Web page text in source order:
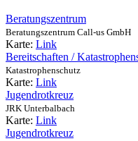
Beratungszentrum
Beratungszentrum Call-us GmbH
Karte: Link
Bereitschaften /
Katastrophenschutz
Karte: Link
Jugendrotkreuz
JRK Unterbalbach
Karte: Link
Jugendrotkreuz